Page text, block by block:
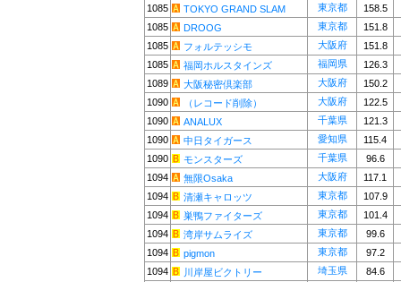
1085
TOKYO GRAND SLAM 東京都
158.5
1085
DROOG 東京都
151.8
1085
フォルテッシモ 大阪府
151.8
1085
福岡ホルスタインズ 福岡県
126.3
1089
大阪秘密倶楽部 大阪府
150.2
1090
（レコード削除） 大阪府
122.5
1090
ANALUX 千葉県
121.3
1090
中日タイガース 愛知県
115.4
1090
モンスターズ 千葉県
96.6
1094
無限Osaka 大阪府
117.1
1094
清瀬キャロッツ 東京都
107.9
1094
巣鴨ファイターズ 東京都
101.4
1094
湾岸サムライズ 東京都
99.6
1094
pigmon 東京都
97.2
1094
川岸屋ビクトリー 埼玉県 84.6